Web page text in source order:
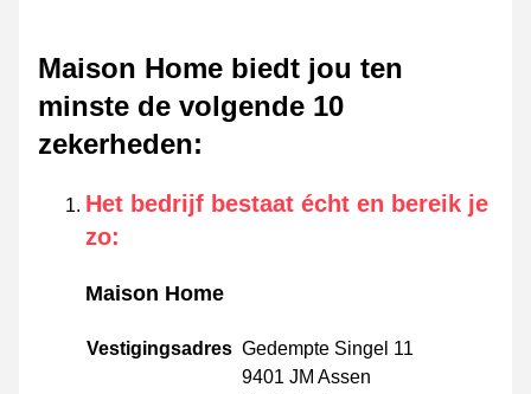
Maison Home biedt jou ten
minste de volgende 10
zekerheden:
Het bedrijf bestaat écht en bereik je
zo:
Maison Home
Vestigingsadres Gedempte Singel 11
9401 JM Assen